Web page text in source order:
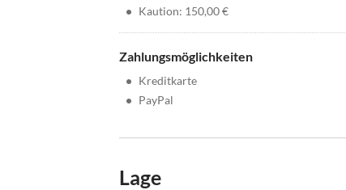
• Kaution: 150,00 €
Zahlungsmöglichkeiten
• Kreditkarte
• PayPal
Lage